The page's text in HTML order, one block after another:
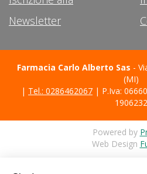
Newsletter
Farmacia Carlo Alberto Sas -
(MI)
| Tel.: 0286462067 | P.Iva:
1906232
Powered by
Web Design